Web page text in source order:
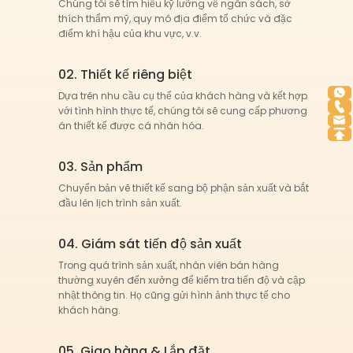
an toàn. Với sự đa dạng như vậy, thiết bị thể dục
của chúng tôi có thể được tùy chỉnh để phù hợp
4. Cải thiện hiệu suất tập luyện
Một lợi ích quan trọng khác của thiết bị thể dục
của chúng tôi là khả năng nâng cao hiệu suất
các chuyển động trơn tru, hiệu quả và tối ưu, cho
phép người dùng phát huy tối đa nỗ lực rèn
luyện. Ví dụ, các máy cardio của chúng tôi
độ dốc điều chỉnh được, máy đo nhịp tim và
màn hình kỹ thuật số theo dõi các chỉ số hiệu
suất theo thời gian thực.
Thiết kế công thái học của thiết bị thể dục giúp
giảm thiểu áp lực lên các khớp, hỗ trợ giảm nguy
Chúng tôi sẽ tìm hiểu kỹ lưỡng về ngân sách, sở
thích thẩm mỹ, quy mô địa điểm tổ chức và đặc
điểm khí hậu của khu vực, v.v.
02. Thiết kế riêng biệt
Dựa trên nhu cầu cụ thể của khách hàng và kết hợp
với tình hình thực tế, chúng tôi sẽ cung cấp phương
án thiết kế được cá nhân hóa.
03. Sản phẩm
Chuyển bản vẽ thiết kế sang bộ phận sản xuất và bắt
đầu lên lịch trình sản xuất.
04. Giám sát tiến độ sản xuất
Trong quá trình sản xuất, nhân viên bán hàng
thường xuyên đến xưởng để kiểm tra tiến độ và cập
nhật thông tin. Họ cũng gửi hình ảnh thực tế cho
khách hàng.